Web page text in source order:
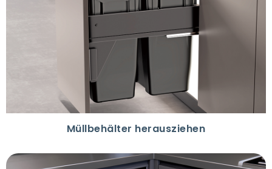
Müllbehälter herausziehen